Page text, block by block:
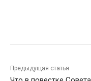
Предыдущая статья